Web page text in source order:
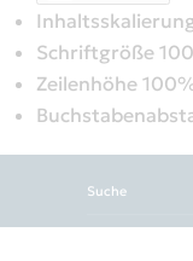
Schriftgröße 100
Zeilenhöhe 100